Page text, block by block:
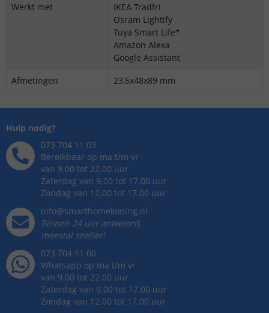
Werkt met
IKEA Tradfri
Osram Lightify
Tuya Smart Life*
Amazon Alexa
Google Assistant
Afmetingen
23,5x48x89 mm
Hulp nodig?
073 704 11 03
Bereikbaar op ma t/m vr
van 9.00 tot 22.00 uur
Zaterdag van 9.00 tot 17.00 uur
Zondag van 12.00 tot 17.00 uur
info@smarthomekoning.nl
Binnen 24 uur antwoord,
meestal sneller!
073 704 11 00
Whatsapp op ma t/m vr
van 9.00 tot 22.00 uur
Zaterdag van 9.00 tot 17.00 uur
Zondag van 12.00 tot 17.00 uur